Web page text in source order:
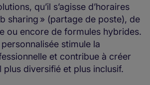
qu’il s’agisse d’horaires
sharing » (partage de poste), de
ou encore de formules hybrides.
stimule la
et contribue à créer
plus diversifié et plus inclusif.